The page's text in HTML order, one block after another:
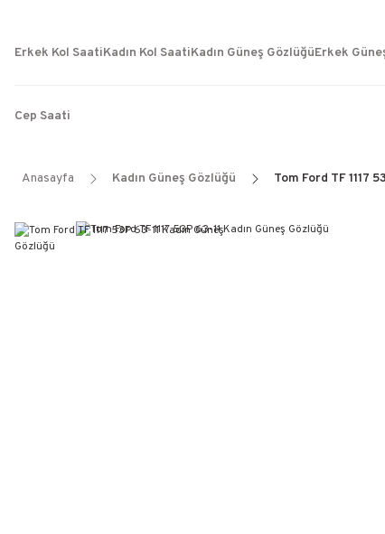
Erkek Kol SaatiKadın Kol SaatiKadın Güneş GözlüğüErkek
Cep Saati
Anasayfa Kadın Güneş Gözlüğü Tom Ford TF 1117